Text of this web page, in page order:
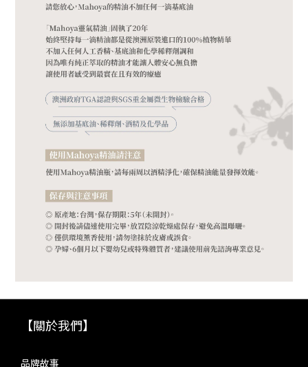
【關於我們】
品牌故事